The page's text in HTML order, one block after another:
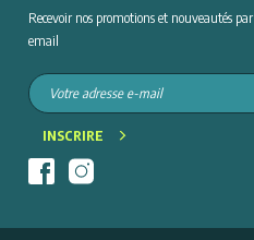
Recevoir nos promotions et nouveautés par
email
INSCRIRE